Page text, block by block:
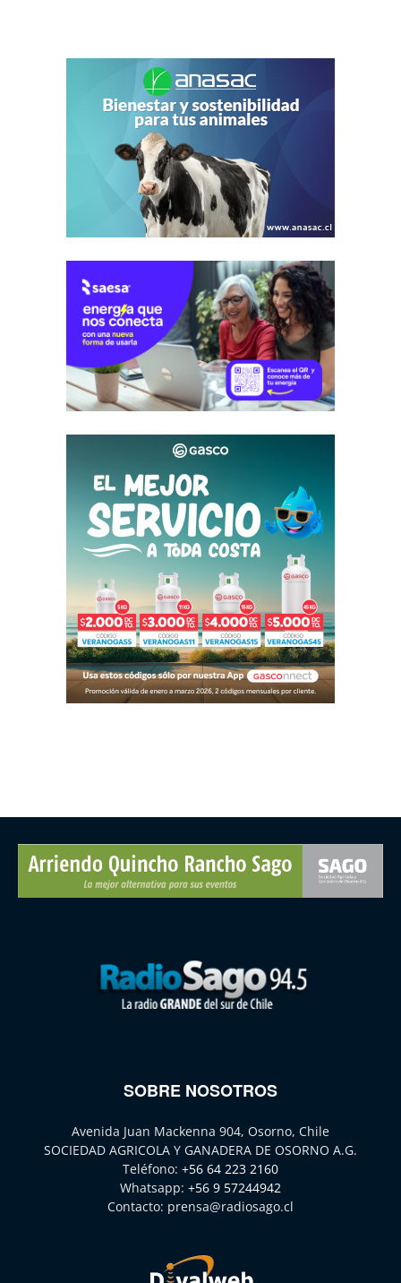
SOBRE NOSOTROS
Avenida Juan Mackenna 904, Osorno, Chile
SOCIEDAD AGRICOLA Y GANADERA DE OSORNO A.G.
Teléfono: +56 64 223 2160
Whatsapp: +56 9 57244942
Contacto: prensa@radiosago.cl